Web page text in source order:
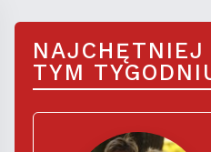
NAJCHĘTNIEJ
TYM